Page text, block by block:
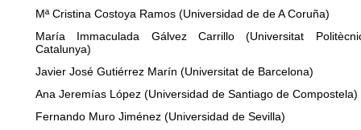
Mª Cristina Costoya Ramos (Universidad de de A Coruña)
María Immaculada Gálvez Carrillo (Universitat
Catalunya)
Javier José Gutiérrez Marín (Universitat de Barcelona)
Ana Jeremías López (Universidad de Santiago de Compostela)
Fernando Muro Jiménez (Universidad de Sevilla)